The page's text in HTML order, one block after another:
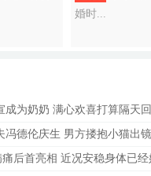
争议
婚时...
成为奶奶 满心欢喜打算隔天
冯德伦庆生 男方搂抱小猫出
后首亮相 近况安稳身体已经